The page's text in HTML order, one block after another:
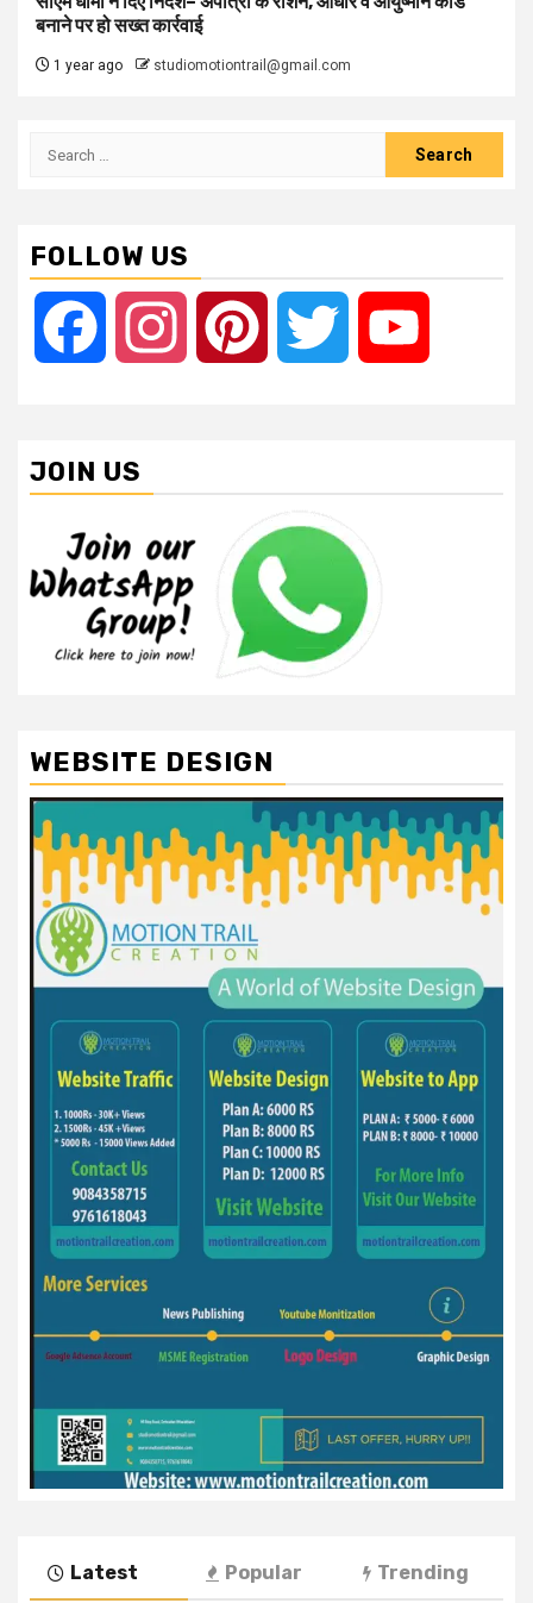
बनाने पर हो सख्त कार्रवाई
1 year ago studiomotiontrail@gmail.com
Search
FOLLOW US
Facebook Instagram Pinterest Twitter
JOIN US
WEBSITE DESIGN
Latest Popular Trending